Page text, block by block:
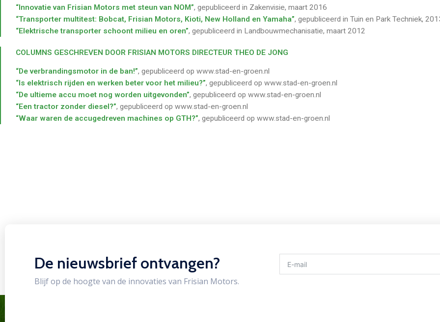
“Innovatie van Frisian Motors met steun van NOM”, gepubliceerd in Zakenvisie, maart 2016
“Transporter multitest: Bobcat, Frisian Motors, Kioti, New Holland en Yamaha”, gepubliceerd in Tuin en Park Techniek,
“Elektrische transporter schoont milieu en oren”, gepubliceerd in Landbouwmechanisatie, maart 2012
COLUMNS GESCHREVEN DOOR FRISIAN MOTORS DIRECTEUR THEO DE JONG
“De verbrandingsmotor in de ban!”, gepubliceerd op www.stad-en-groen.nl
“Is elektrisch rijden en werken beter voor het milieu?”, gepubliceerd op www.stad-en-groen.nl
“De ultieme accu moet nog worden uitgevonden”, gepubliceerd op www.stad-en-groen.nl
“Een tractor zonder diesel?”, gepubliceerd op www.stad-en-groen.nl
“Waar waren de accugedreven machines op GTH?”, gepubliceerd op www.stad-en-groen.nl
De nieuwsbrief ontvangen?
Blijf op de hoogte van de innovaties van Frisian Motors.